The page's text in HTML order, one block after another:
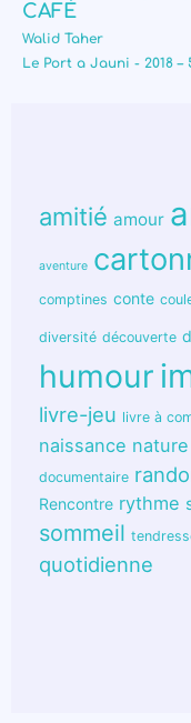
CAFÉ
Walid Taher
Le Port a Jauni - 2018 –
amitié amour
aventure
comptines conte
diversité découverte
humour
livre-jeu livre à
naissance nature
documentaire
Rencontre rythme
sommeil
quotidienne